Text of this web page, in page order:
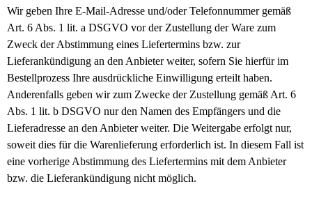
Wir geben Ihre E-Mail-Adresse und/oder Telefonnummer gemäß
Art. 6 Abs. 1 lit. a DSGVO vor der Zustellung der Ware zum
Zweck der Abstimmung eines Liefertermins bzw. zur
Lieferankündigung an den Anbieter weiter, sofern Sie hierfür im
Bestellprozess Ihre ausdrückliche Einwilligung erteilt haben.
Anderenfalls geben wir zum Zwecke der Zustellung gemäß Art. 6
Abs. 1 lit. b DSGVO nur den Namen des Empfängers und die
Lieferadresse an den Anbieter weiter. Die Weitergabe erfolgt nur,
soweit dies für die Warenlieferung erforderlich ist. In diesem Fall ist
eine vorherige Abstimmung des Liefertermins mit dem Anbieter
bzw. die Lieferankündigung nicht möglich.